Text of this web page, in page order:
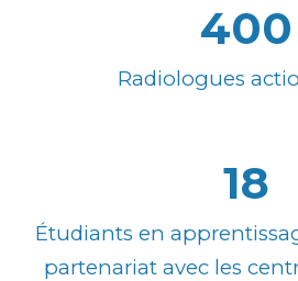
400
Radiologues
18
Étudiants en
partenariat avec les